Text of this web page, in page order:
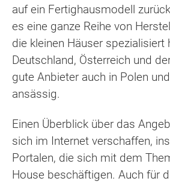
auf ein Fertighausmodell
es eine ganze Reihe von
die kleinen Häuser spezialisiert
Deutschland, Österreich und
gute Anbieter auch in Polen
ansässig.
Einen Überblick über das
sich im Internet verschaffen,
Portalen, die sich mit dem
House beschäftigen. Auch für